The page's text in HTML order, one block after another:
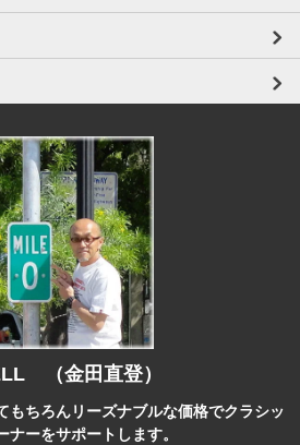
（金田直登）
もちろんリーズナブルな価格でクラシッ
ナーをサポートします。